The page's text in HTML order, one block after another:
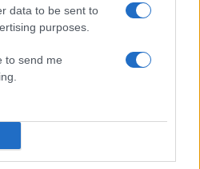
data to be sent to
purposes.
to send me
πρώτες εικόνες από την
που θα
νύχτα στα μέτωπα της
στην Ελπίδα
αρχηγικό κόμμα»
αληθινό -
τακτικά ραντεβού του